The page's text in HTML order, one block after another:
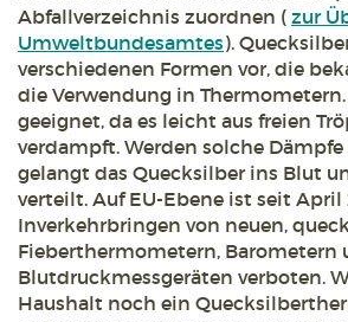
Abfallverzeichnis zuordnen ( zur
Umweltbundesamtes).
verschiedenen Formen vor, die
die Verwendung in
geeignet, da es leicht aus freien
verdampft. Werden solche
gelangt das Quecksilber ins Blut
verteilt. Auf EU-Ebene ist seit April
Inverkehrbringen von neuen,
Fieberthermometern, Barometern
Blutdruckmessgeräten verboten.
Haushalt noch ein